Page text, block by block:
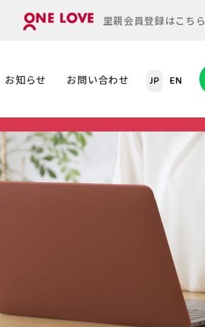
里親会員登録はこちら
お知らせ お問い合わせ JP EN